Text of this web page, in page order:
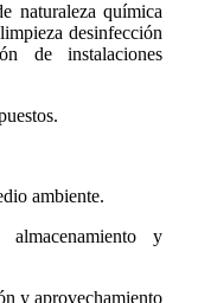
naturaleza química
desinfección
de instalaciones
ambiente.
y
y aprovechamiento